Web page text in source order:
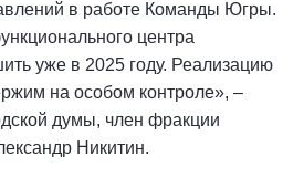
в работе Команды Югры.
центра
уже в 2025 году. Реализацию
на особом контроле», –
думы, член фракции
Никитин.